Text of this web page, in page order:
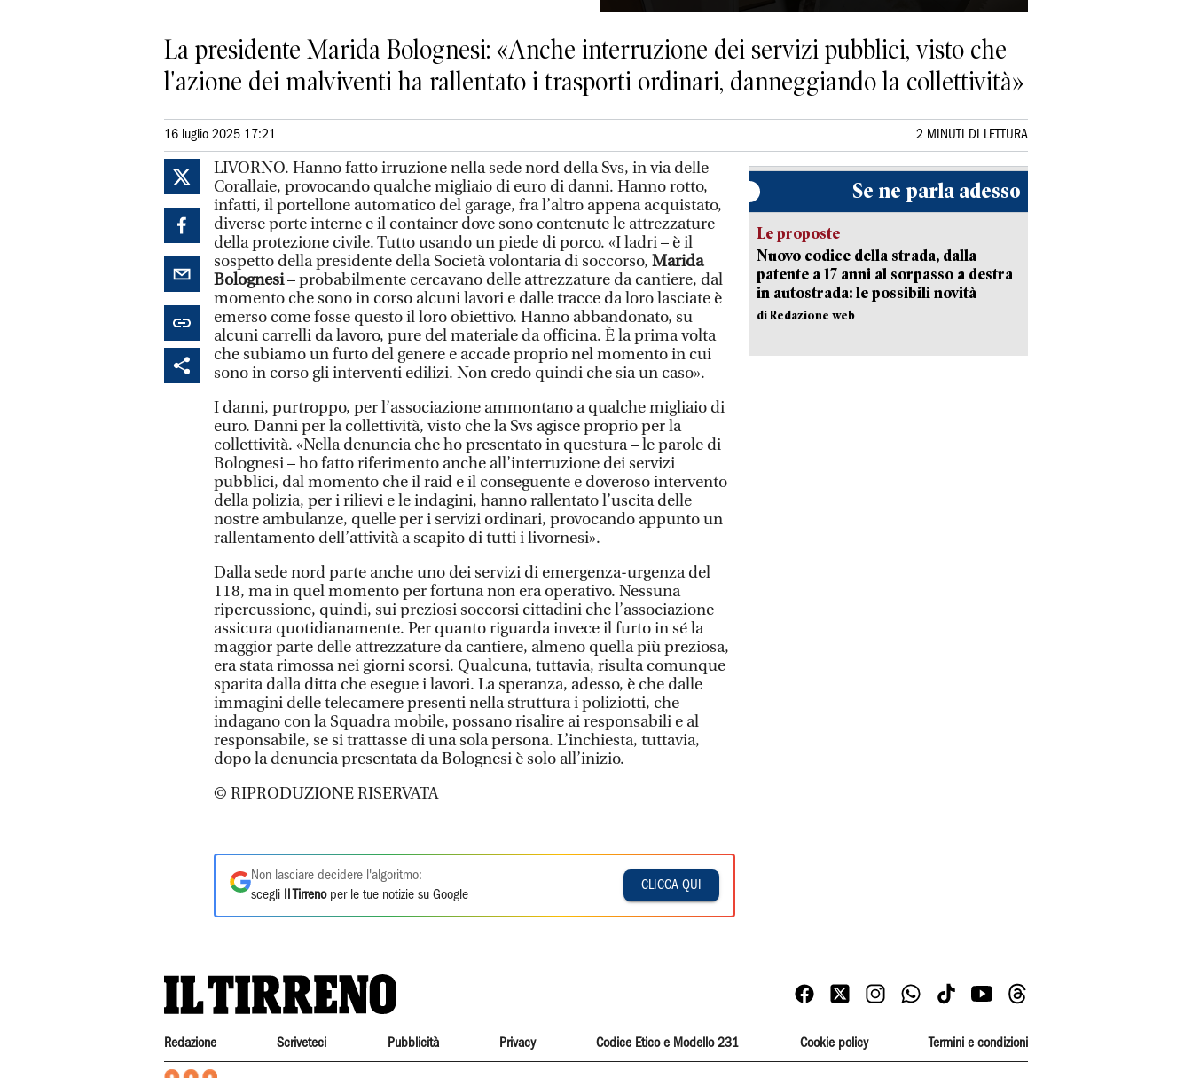
La presidente Marida Bolognesi: «Anche interruzione dei servizi pubblici, visto che
l'azione dei malviventi ha rallentato i trasporti ordinari, danneggiando la collettività»
16 luglio 2025 17:21 2 MINUTI DI LETTURA
LIVORNO. Hanno fatto irruzione nella sede nord della Svs, in via delle
Corallaie, provocando qualche migliaio di euro di danni. Hanno rotto,
infatti, il portellone automatico del garage, fra l’altro appena acquistato,
diverse porte interne e il container dove sono contenute le attrezzature
della protezione civile. Tutto usando un piede di porco. «I ladri – è il
sospetto della presidente della Società volontaria di soccorso, Marida
Bolognesi– probabilmente cercavano delle attrezzature da cantiere, dal
momento che sono in corso alcuni lavori e dalle tracce da loro lasciate è
emerso come fosse questo il loro obiettivo. Hanno abbandonato, su
alcuni carrelli da lavoro, pure del materiale da officina. È la prima volta
che subiamo un furto del genere e accade proprio nel momento in cui
sono in corso gli interventi edilizi. Non credo quindi che sia un caso».
I danni, purtroppo, per l’associazione ammontano a qualche migliaio di
euro. Danni per la collettività, visto che la Svs agisce proprio per la
collettività. «Nella denuncia che ho presentato in questura – le parole di
Bolognesi – ho fatto riferimento anche all’interruzione dei servizi
pubblici, dal momento che il raid e il conseguente e doveroso intervento
della polizia, per i rilievi e le indagini, hanno rallentato l’uscita delle
nostre ambulanze, quelle per i servizi ordinari, provocando appunto un
rallentamento dell’attività a scapito di tutti i livornesi».
Dalla sede nord parte anche uno dei servizi di emergenza-urgenza del
118, ma in quel momento per fortuna non era operativo. Nessuna
ripercussione, quindi, sui preziosi soccorsi cittadini che l’associazione
assicura quotidianamente. Per quanto riguarda invece il furto in sé la
maggior parte delle attrezzature da cantiere, almeno quella più preziosa,
era stata rimossa nei giorni scorsi. Qualcuna, tuttavia, risulta comunque
sparita dalla ditta che esegue i lavori. La speranza, adesso, è che dalle
immagini delle telecamere presenti nella struttura i poliziotti, che
indagano con la Squadra mobile, possano risalire ai responsabili e al
responsabile, se si trattasse di una sola persona. L’inchiesta, tuttavia,
dopo la denuncia presentata da Bolognesi è solo all’inizio.
© RIPRODUZIONE RISERVATA
Non lasciare decidere l'algoritmo:
scegli
Il Tirrenoper le tue notizie su Google
CLICCA QUI
Se ne parla adesso
Le proposte
Nuovo codice della strada, dalla
patente a 17 anni al sorpasso a destra
in autostrada: le possibili novità
di Redazione web
Redazione Scriveteci Pubblicità Privacy Codice Etico e Modello 231 Cookie policy Termini e condizioni